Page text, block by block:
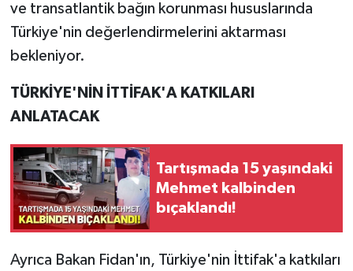
ve transatlantik bağın korunması hususlarında
Türkiye'nin değerlendirmelerini aktarması
bekleniyor.
TÜRKİYE'NİN İTTİFAK'A KATKILARI
ANLATACAK
Tartışmada 15 yaşındaki
Mehmet kalbinden
bıçaklandı!
Ayrıca Bakan Fidan'ın, Türkiye'nin İttifak'a katkıları